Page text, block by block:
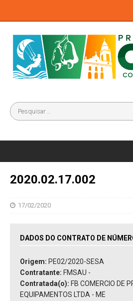
2020.02.17.002
17/02/2020
DADOS DO CONTRATO DE
Origem: PE02/2020-SESA
Contratante: FMSAU -
Contratada(o): FB COMERCIO DE
EQUIPAMENTOS LTDA - ME